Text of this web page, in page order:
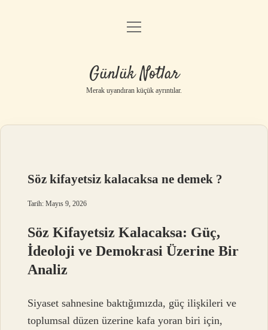
Anasayfa
Yasal Uyarı
menüyü
Günlük Notlar
Merak uyandıran küçük ayrıntılar.
Söz kifayetsiz kalacaksa ne demek ?
Tarih: Mayıs 9, 2026
Söz Kifayetsiz Kalacaksa: Güç,
İdeoloji ve Demokrasi Üzerine Bir
Analiz
Siyaset sahnesine baktığımızda, güç ilişkileri ve
toplumsal düzen üzerine kafa yoran biri için,